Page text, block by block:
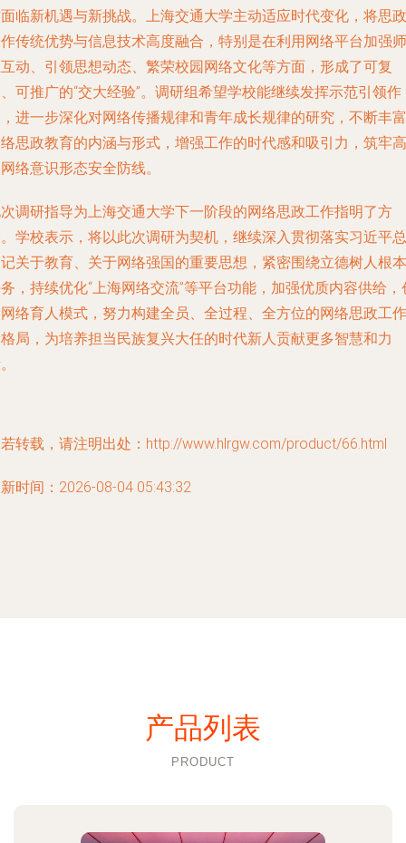
临新机遇与新挑战。上海交通大学主动适应时代变化，将思政
传统优势与信息技术高度融合，特别是在利用网络平台加强师
动、引领思想动态、繁荣校园网络文化等方面，形成了可复
可推广的“交大经验”。调研组希望学校能继续发挥示范引领作
进一步深化对网络传播规律和青年成长规律的研究，不断丰富
思政教育的内涵与形式，增强工作的时代感和吸引力，筑牢高
络意识形态安全防线。
调研指导为上海交通大学下一阶段的网络思政工作指明了方
学校表示，将以此次调研为契机，继续深入贯彻落实习近平总
关于教育、关于网络强国的重要思想，紧密围绕立德树人根本
，持续优化“上海网络交流”等平台功能，加强优质内容供给，
络育人模式，努力构建全员、全过程、全方位的网络思政工作
局，为培养担当民族复兴大任的时代新人贡献更多智慧和力
转载，请注明出处：http://www.hlrgw.com/product/66.html
时间：2026-08-04 05:43:32
产品列表
PRODUCT